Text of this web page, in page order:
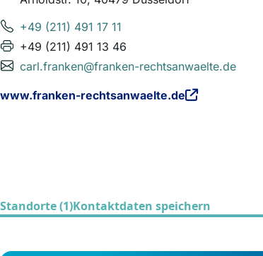
+49 (211) 491 17 11
+49 (211) 491 13 46
carl.franken@franken-rechtsanwaelte.de
www.franken-rechtsanwaelte.de
Standorte (1)Kontaktdaten speichern